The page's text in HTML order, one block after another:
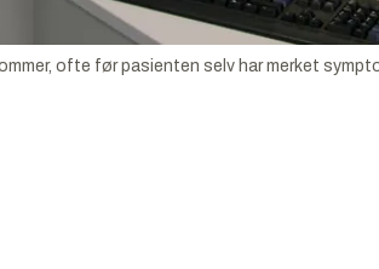
ofte før pasienten selv har merket